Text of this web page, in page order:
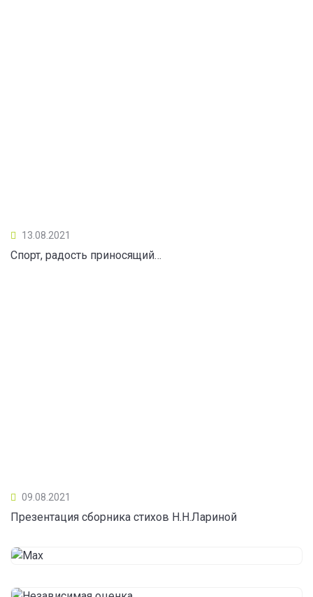
13.08.2021
Спорт, радость приносящий…
09.08.2021
Презентация сборника стихов Н.Н.Лариной